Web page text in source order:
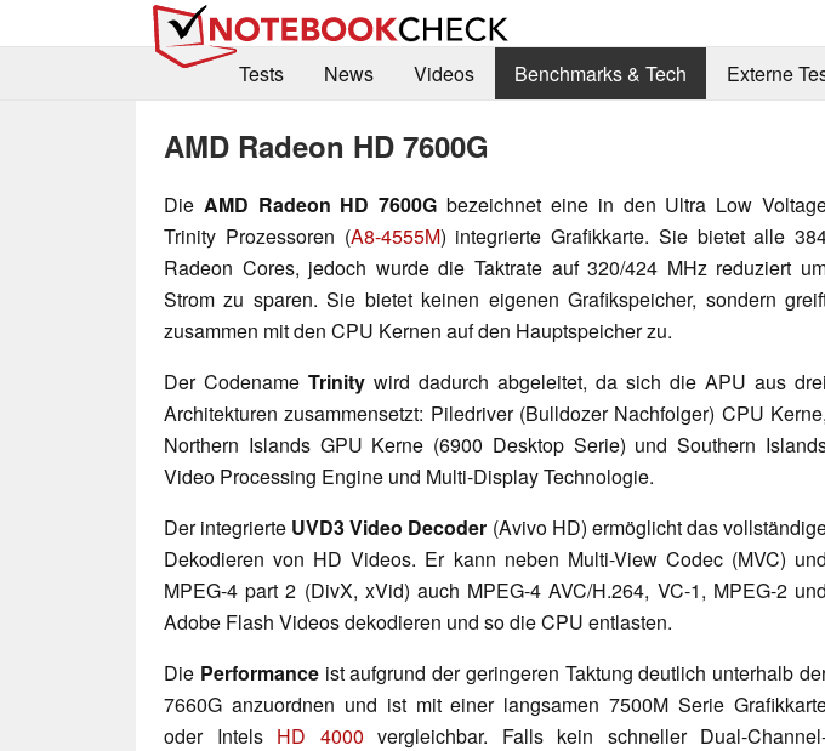
Tests
News Videos Benchmarks & Tech Externe
AMD Radeon HD 7600G
Die AMD Radeon HD 7600G bezeichnet eine in den Ultra Low
Trinity Prozessoren (A8-4555M) integrierte Grafikkarte. Sie bietet alle
Radeon Cores, jedoch wurde die Taktrate auf 320/424 MHz reduziert
Strom zu sparen. Sie bietet keinen eigenen Grafikspeicher, sondern
zusammen mit den CPU Kernen auf den Hauptspeicher zu.
Der Codename Trinity wird dadurch abgeleitet, da sich die APU aus drei
Architekturen zusammensetzt: Piledriver (Bulldozer Nachfolger) CPU Kerne,
Northern Islands GPU Kerne (6900 Desktop Serie) und Southern
Video Processing Engine und Multi-Display Technologie.
Der integrierte UVD3 Video Decoder (Avivo HD) ermöglicht das
Dekodieren von HD Videos. Er kann neben Multi-View Codec (MVC) und
MPEG-4 part 2 (DivX, xVid) auch MPEG-4 AVC/H.264, VC-1, MPEG-2 und
Adobe Flash Videos dekodieren und so die CPU entlasten.
Die Performanceist aufgrund der geringeren Taktung deutlich unterhalb
7660G anzuordnen und ist mit einer langsamen 7500M Serie
oder Intels HD 4000 vergleichbar. Falls kein schneller Dual-